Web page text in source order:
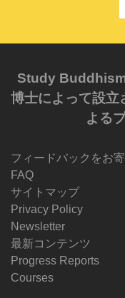
Study Buddhism
博士によって設立
よる
フィードバックをお
FAQ
サイトマップ
Privacy Policy
Newsletter
最新コンテンツ
Progress Reports
Courses